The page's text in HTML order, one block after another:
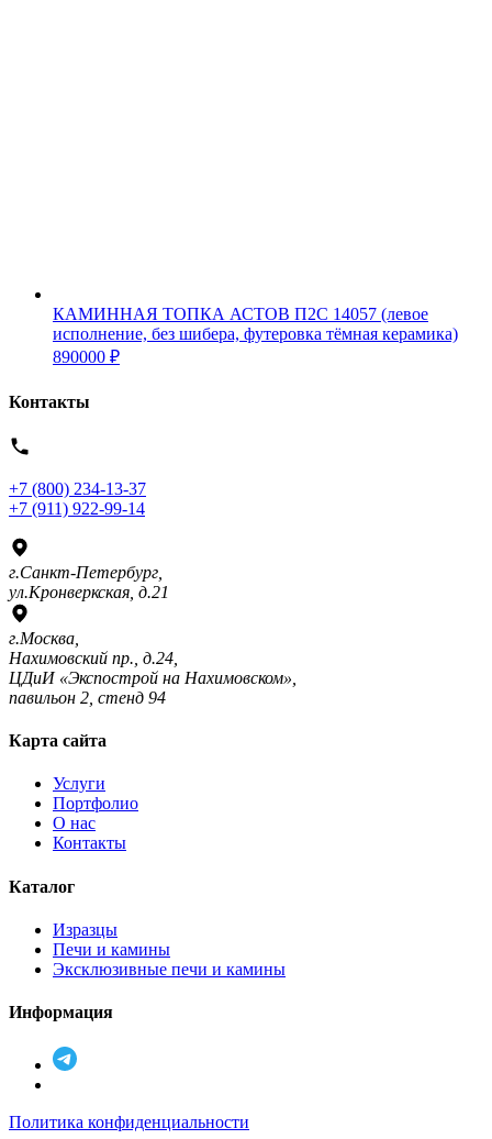
КАМИННАЯ ТОПКА АСТОВ П2С 14057 (левое
исполнение, без шибера, футеровка тёмная керамика)
890000 ₽
Контакты
+7 (800) 234-13-37
+7 (911) 922-99-14
г.Санкт-Петербург,
ул.Кронверкская, д.21
г.Москва,
Нахимовский пр., д.24,
ЦДиИ «Экспострой на Нахимовском»,
павильон 2, стенд 94
Карта сайта
Услуги
Портфолио
О нас
Контакты
Каталог
Изразцы
Печи и камины
Эксклюзивные печи и камины
Информация
Подписаться
в
Max
Политика конфиденциальности